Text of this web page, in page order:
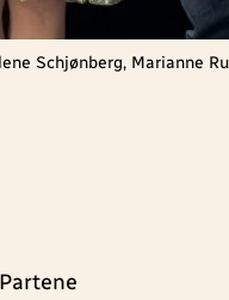
Schjønberg, Marianne